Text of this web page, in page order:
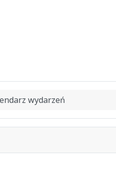
wydarzeń